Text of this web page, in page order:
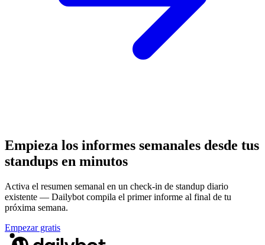
Empieza los informes semanales desde tus
standups en minutos
Activa el resumen semanal en un check-in de standup diario
existente — Dailybot compila el primer informe al final de tu
próxima semana.
Empezar gratis